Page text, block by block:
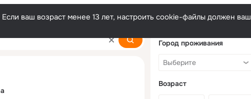
ваш возраст менее 13 лет, настроить cookie-файлы должен ваш
Город проживания
Возраст